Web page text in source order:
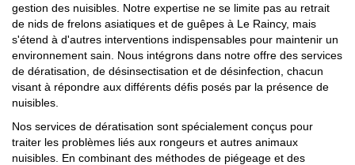
gestion des nuisibles. Notre expertise ne se limite pas au retrait
de nids de frelons asiatiques et de guêpes à Le Raincy, mais
s'étend à d'autres interventions indispensables pour maintenir un
environnement sain. Nous intégrons dans notre offre des services
de dératisation, de désinsectisation et de désinfection, chacun
visant à répondre aux différents défis posés par la présence de
nuisibles.
Nos services de dératisation sont spécialement conçus pour
traiter les problèmes liés aux rongeurs et autres animaux
nuisibles. En combinant des méthodes de piégeage et des